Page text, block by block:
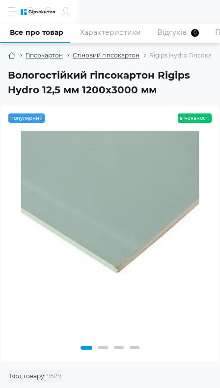
Гіпсокартон Стіновий гіпсокартон Rigips Hydro
Вологостійкий гіпсокартон Rigips
Hydro 12,5 мм 1200x3000 мм
Все про товар Характеристики Відгуків 0
популярний в наявності
Код товару: 9529